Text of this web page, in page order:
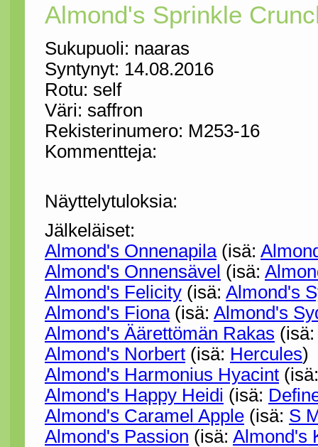
Almond's Sprinkle
Sukupuoli: naaras
Syntynyt: 14.08.2016
Rotu: self
Väri: saffron
Rekisterinumero: M253-16
Kommentteja:
Näyttelytuloksia:
Jälkeläiset:
Almond's Onnenapila(isä:
Almond's Onnensävel (isä:
Almond's Felicity (isä: Almond's
Almond's Fiona(isä: Almond's
Almond's Äärettömän Rakas (isä:
Almond's Norbert (isä: Hercules)
Almond's Harmonius Hyacint
Almond's Happy Heidi (isä:
Almond's Caramel Apple (isä: S
Almond's Passion (isä: Almond's